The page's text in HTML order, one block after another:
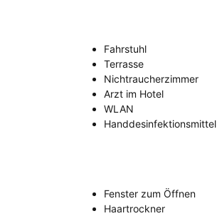
Fahrstuhl
Terrasse
Nichtraucherzimmer
Arzt im Hotel
WLAN
Handdesinfektionsmittel
Fenster zum Öffnen
Haartrockner